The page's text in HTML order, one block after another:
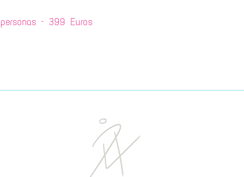
– 399 Euros